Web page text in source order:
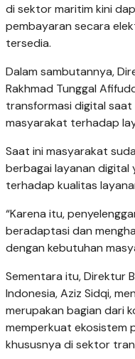
di sektor maritim kini
pembayaran secara
tersedia.
Dalam sambutannya,
Rakhmad Tunggal
transformasi digital
masyarakat terhadap
Saat ini masyarakat
berbagai layanan digital
terhadap kualitas
“Karena itu,
beradaptasi dan
dengan kebutuhan
Sementara itu, Direktur
Indonesia, Aziz Sidqi,
merupakan bagian dari
memperkuat ekosistem
khususnya di sektor